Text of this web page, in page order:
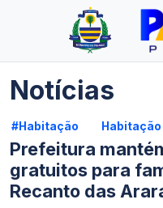
Notícias
#Habitação Habitação
Prefeitura
gratuitos para
Recanto das